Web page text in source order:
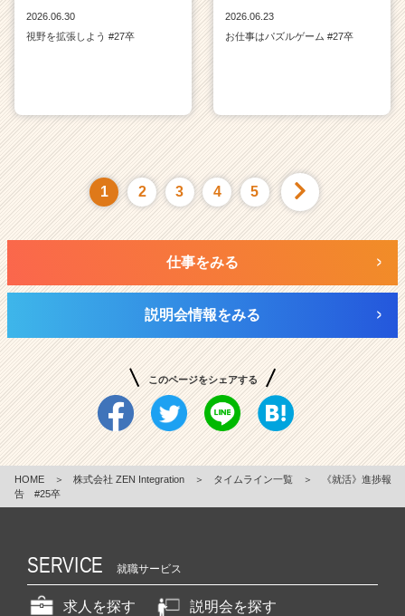
2026.06.30
視野を拡張しよう #27卒
2026.06.23
お仕事はパズルゲーム #27卒
1 2 3 4 5
仕事をみる
説明会情報をみる
このページをシェアする
HOME ＞ 株式会社 ZEN Integration ＞ タイムライン一覧 ＞
《就活》進捗報
告 #25卒
SERVICE 就職サービス
求人を探す
説明会を探す